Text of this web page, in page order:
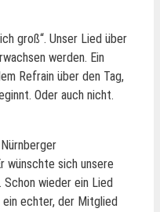
groß“. Unser Lied über
werden. Ein
Refrain über den Tag,
Oder auch nicht.
wünschte sich unsere
wieder ein Lied
ein echter, der Mitglied